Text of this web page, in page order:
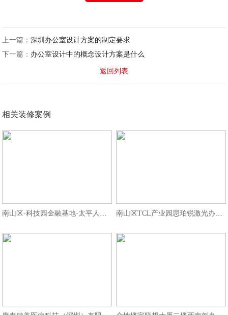
上一篇：深圳办公室设计方案的制定要求
下一篇： 办公室设计中的概念设计方案是什么
返回列表
相关装修案例
南山区-科技园金融基地-太平人寿办 南山区TCL产业园思珀锐激光办公室